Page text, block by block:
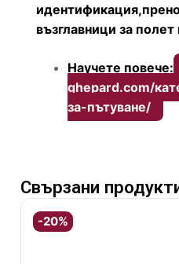
възглавници за
Научете повече:
ghepard.com/
за-пътуване/
Свързани
-20%